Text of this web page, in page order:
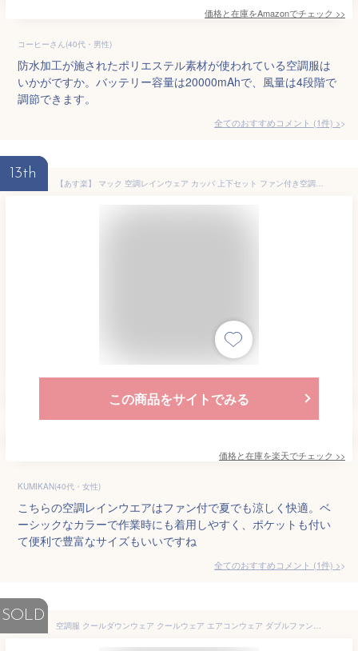
価格と在庫をAmazonでチェック >>
コーヒーさん(40代・男性)
防水加工が施されたポリエステル素材が使われている空調服は
いかがですか。バッテリー容量は20000mAhで、風量は4段階で
調節できます。
全てのおすすめコメント (1件) >
13th
【あす楽】 マック 空調レインウェア カッパ 上下セット ファン付き空調作業着 服のみ 上着のみ空調作業服 / マック サーモセイバー フォーシーズンレインスーツ AS-933
この商品をサイトでみる
価格と在庫を楽天でチェック >>
KUMIKAN(40代・女性)
こちらの空調レインウエアはファン付で夏でも涼しく快適。ベ
ーシックなカラーで作業時にも着用しやすく、ポケットも付い
て便利で豊富なサイズもいいですね
全てのおすすめコメント (1件) >
SOLD
空調服 クールダウンウェア クールウェア エアコンウェア ダブルファン付き 9枚羽根 三段階風量 立体循環送風薄型 長袖 帽子付き ポケット付き 紫外線防止 日焼け防止 作業服 熱中症対策 撥水加工 耐摩耗 防水 速乾 通気 USB給電 ワンボタ制御 【PL保険加入済み製品・安心】